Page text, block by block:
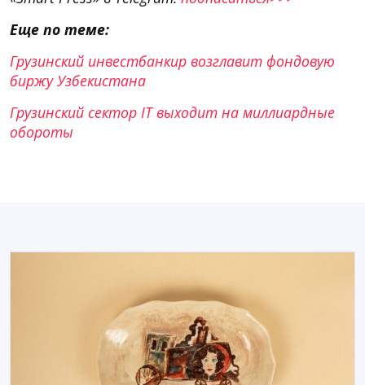
Еще по теме:
Грузинский инвестбанкир возглавит фондовую
биржу Узбекистана
Грузинский сектор IT выходит на миллиардные
обороты